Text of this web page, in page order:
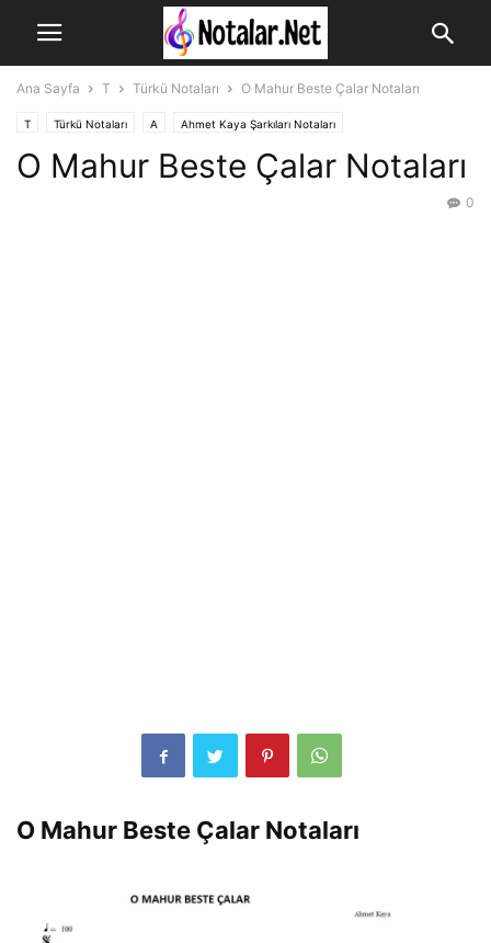
Ana Sayfa T Türkü Notaları O Mahur Beste Çalar Notaları
T Türkü Notaları A Ahmet Kaya Şarkıları Notaları
O Mahur Beste Çalar Notaları
0
O Mahur Beste Çalar Notaları